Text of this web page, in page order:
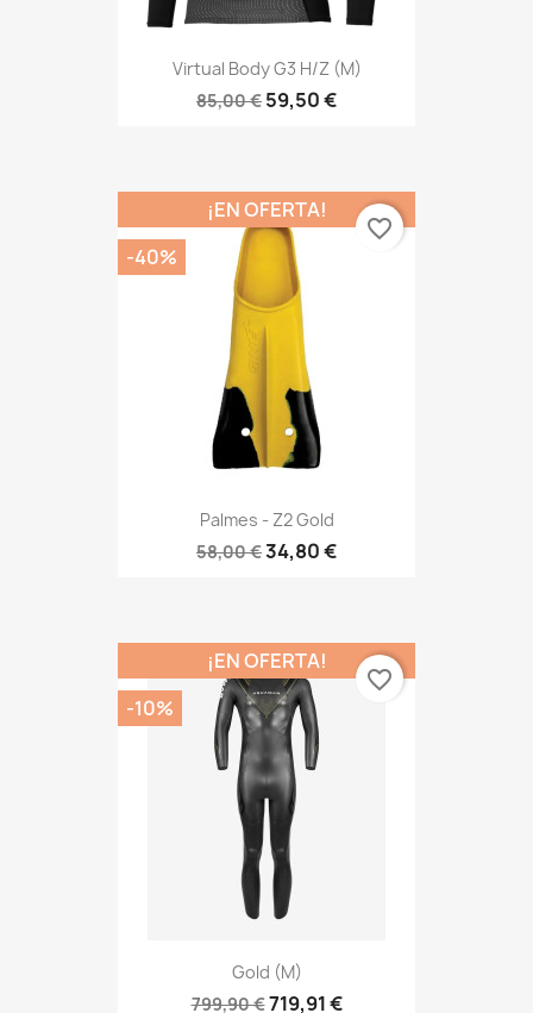
Virtual Body G3 H/z (M)
85,00 € 59,50 €
Palmes - Z2 Gold
58,00 €34,80 €
¡EN OFERTA!
-40%
favorite_border
Gold (M)
799,90 €719,91 €
¡EN OFERTA!
-10%
favorite_border